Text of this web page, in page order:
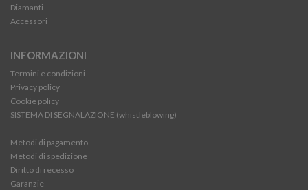
Diamanti
Accessori
INFORMAZIONI
Termini e condizioni
Privacy policy
Cookie policy
SISTEMA DI SEGNALAZIONE (whistleblowing)
Metodi di pagamento
Metodi di spedizione
Diritto di recesso
Garanzie